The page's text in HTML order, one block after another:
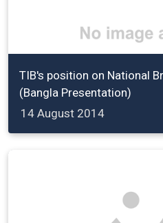
TIB's position on National
(Bangla Presentation)
14 August 2014